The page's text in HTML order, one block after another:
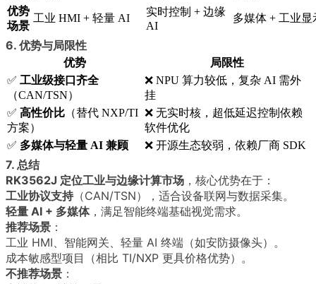
优势
场景
工业 HMI + 轻量 AI
实时控制 + 边缘
AI
多媒体 + 工业显
6. 优势与局限性
优势
局限性
✅ 工业级接口齐全
（CAN/TSN）
❌ NPU 算力较低，复杂 AI 需外
挂
✅ 高性价比 （替代 NXP/TI
方案）
❌ 无实时核，超低延迟控制依赖
软件优化
✅ 多媒体与轻量 AI 兼顾 ❌ 开源生态较弱，依赖厂商 SDK
7. 总结
RK3562J 定位工业与边缘计算市场 ，核心优势在于：
工业协议支持 （CAN/TSN），适合设备联网与数据采集。
轻量 AI + 多媒体，满足智能终端基础视觉需求。
推荐场景 ：
工业 HMI、智能网关、轻量 AI 终端（如安防摄像头）。
成本敏感型项目（相比 TI/NXP 更具价格优势）。
不推荐场景 ：